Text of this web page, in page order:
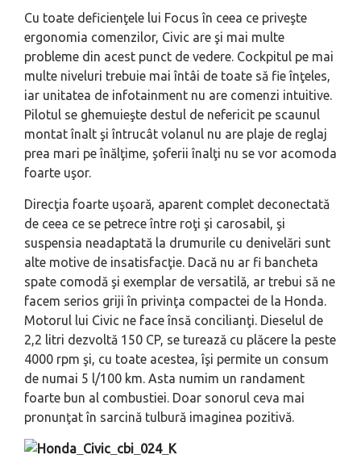
Cu toate deficienţele lui Focus în ceea ce priveşte
ergonomia comenzilor, Civic are şi mai multe
probleme din acest punct de vedere. Cockpitul pe mai
multe niveluri trebuie mai întâi de toate să fie înţeles,
iar unitatea de infotainment nu are comenzi intuitive.
Pilotul se ghemuieşte destul de nefericit pe scaunul
montat înalt şi întrucât volanul nu are plaje de reglaj
prea mari pe înălţime, şoferii înalţi nu se vor acomoda
foarte uşor.
Direcţia foarte uşoară, aparent complet deconectată
de ceea ce se petrece între roţi şi carosabil, şi
suspensia neadaptată la drumurile cu denivelări sunt
alte motive de insatisfacţie. Dacă nu ar fi bancheta
spate comodă şi exemplar de versatilă, ar trebui să ne
facem serios griji în privinţa compactei de la Honda.
Motorul lui Civic ne face însă concilianţi. Dieselul de
2,2 litri dezvoltă 150 CP, se turează cu plăcere la peste
4000 rpm şi, cu toate acestea, îşi permite un consum
de numai 5 l/100 km. Asta numim un randament
foarte bun al combustiei. Doar sonorul ceva mai
pronunţat în sarcină tulbură imaginea pozitivă.